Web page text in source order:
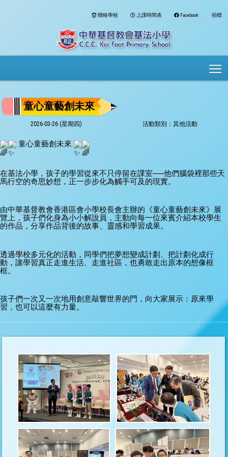
聯絡學校 上課時間表 Facebook 招標
童心童藝創未來
2026-03-26 (星期四) 活動類別：其他活動
童心童藝創未來
在基法小學，孩子的學習從來不只停留在課室──他們腦袋裡那些天
馬行空的奇思妙想，正一步步化為觸手可及的現實。
由中華基督教會香港區會小學校長會主辦的《童心童藝創未來》展
覽上，孩子們化身為小小解說員，主動向每一位來賓介紹本校學生
的作品，分享作品背後的故事、靈感和學習成果。
透過學校多元化的活動，同學們把夢想變成計劃、把計劃化成行
動，讓學習真正走進生活、走進社區，也勇敢走出原本的想像框
框。
孩子們一次又一次地用創意敲響世界的門，向大家展示：原來學
習，也可以這麼有力量。